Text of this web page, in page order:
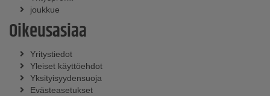
joukkue
Oikeusasiaa
Yritystiedot
Yleiset käyttöehdot
Yksityisyydensuoja
Evästeasetukset